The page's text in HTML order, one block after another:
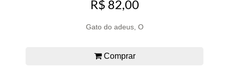
R$ 82,00
Gato do adeus, O
Comprar